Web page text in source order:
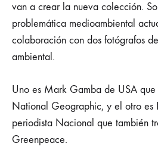
van a crear la nueva colección.
problemática medioambiental
colaboración con dos fotógrafos
ambiental.
Uno es Mark Gamba de USA
National Geographic, y el otro es
periodista Nacional que también
Greenpeace.